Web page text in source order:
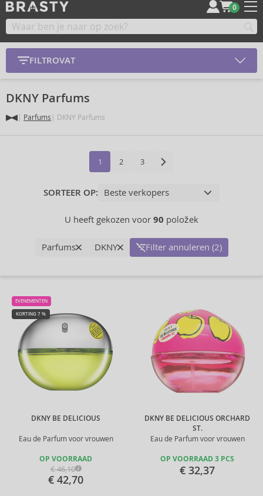
0
FILTROVAT
DKNY Parfums
Parfums DKNY Parfums
1 2 3
SORTEER OP:
U heeft gekozen voor 90 položek
Parfums DKNY Filter annuleren (2)
DKNY BE DELICIOUS
Eau de Parfum voor vrouwen
EVENEMENTEN
KORTING 7 %
OP VOORRAAD
€ 46,10
€ 42,70
DKNY BE DELICIOUS ORCHARD
ST.
Eau de Parfum voor vrouwen
OP VOORRAAD 3 PCS
€ 32,37